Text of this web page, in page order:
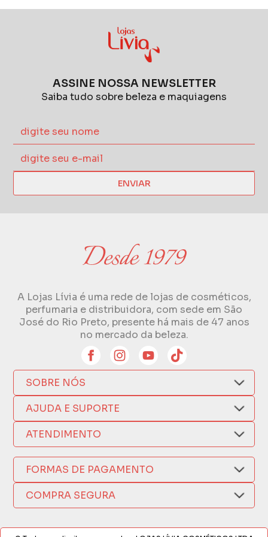
ASSINE NOSSA NEWSLETTER
Saiba tudo sobre beleza e maquiagens
ENVIAR
A Lojas Lívia é uma rede de lojas de cosméticos,
perfumaria e distribuidora, com sede em São
José do Rio Preto, presente há mais de 47 anos
no mercado da beleza.
SOBRE NÓS
Quem Somos
Compra Segura
Como Comprar
Nossas Lojas
Política de Privacidade
AJUDA E SUPORTE
Nosso Aplicativo
Trocas e Devoluções
Formas de Pagamento
Fretes e Entregas
Fabricantes
Termos de Compra e Venda
ATENDIMENTO
Fale por WhatsApp
(17) 3209-9595
sacweb@lojaslivia.com.br
FORMAS DE PAGAMENTO
COMPRA SEGURA